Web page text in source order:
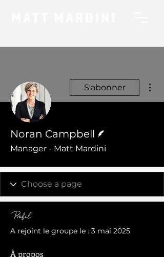
S'abonner
Noran Campbell
Manager - Matt Mardini
Profil
A rejoint le groupe le : 3 mai 2025
À propos